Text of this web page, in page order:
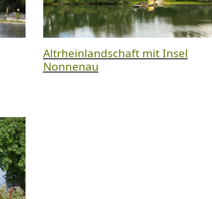
Altrheinlandschaft mit Insel
Nonnenau